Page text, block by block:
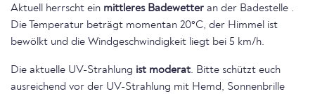
Aktuell herrscht ein mittleres Badewetter an der Badestelle .
Die Temperatur beträgt momentan 20°C, der Himmel ist
bewölkt und die Windgeschwindigkeit liegt bei 5 km/h.
Die aktuelle UV-Strahlung ist moderat. Bitte schützt euch
ausreichend vor der UV-Strahlung mit Hemd, Sonnenbrille